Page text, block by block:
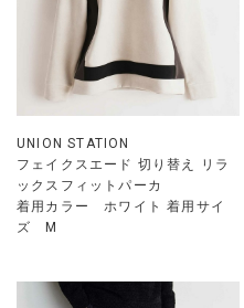
UNION STATION
フェイクスエード 切り替え リラ
ックスフィットパーカ
着用カラー ホワイト 着用サイ
ズ M